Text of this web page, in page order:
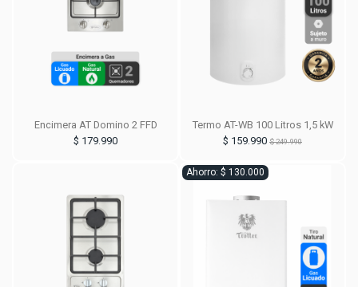
Encimera AT Domino 2 FFD
$ 179.990
Termo AT-WB 100 Litros 1,5 kW
$ 159.990 $ 249.990
Ahorro: $ 130.000